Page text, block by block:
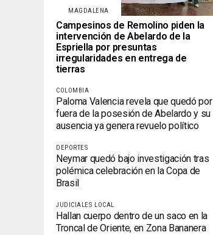
MAGDALENA
Campesinos de Remolino piden la
intervención de Abelardo de la
Espriella por presuntas
irregularidades en entrega de
tierras
COLOMBIA
Paloma Valencia revela que quedó por
fuera de la posesión de Abelardo y su
ausencia ya genera revuelo político
DEPORTES
Neymar quedó bajo investigación tras
polémica celebración en la Copa de
Brasil
JUDICIALES LOCAL
Hallan cuerpo dentro de un saco en la
Troncal de Oriente, en Zona Bananera